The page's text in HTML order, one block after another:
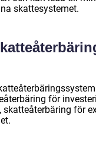
skattesystemet.
för
för